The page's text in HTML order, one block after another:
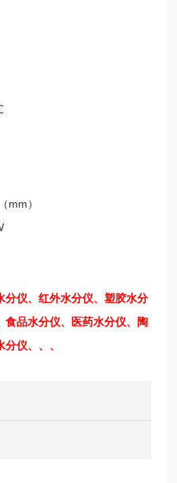
mm）
分仪、红外水分仪、塑胶水分
食品水分仪、医药水分仪、陶
仪、、、